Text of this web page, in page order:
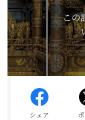
この
シェア